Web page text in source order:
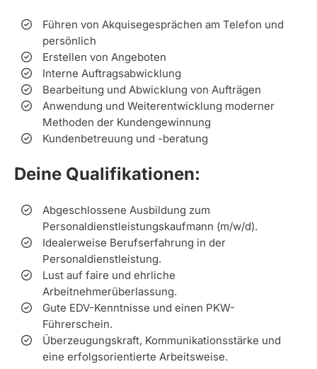
Führen von Akquisegesprächen am Telefon und
persönlich
Erstellen von Angeboten
Interne Auftragsabwicklung
Bearbeitung und Abwicklung von Aufträgen
Anwendung und Weiterentwicklung moderner
Methoden der Kundengewinnung
Kundenbetreuung und -beratung
Deine Qualifikationen:
Abgeschlossene Ausbildung zum
Personaldienstleistungskaufmann (m/w/d).
Idealerweise Berufserfahrung in der
Personaldienstleistung.
Lust auf faire und ehrliche
Arbeitnehmerüberlassung.
Gute EDV-Kenntnisse und einen PKW-
Führerschein.
Überzeugungskraft, Kommunikationsstärke und
eine erfolgsorientierte Arbeitsweise.